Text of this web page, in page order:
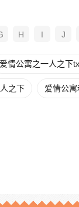
H I J
爱情公寓之一人之下
之下 爱情公